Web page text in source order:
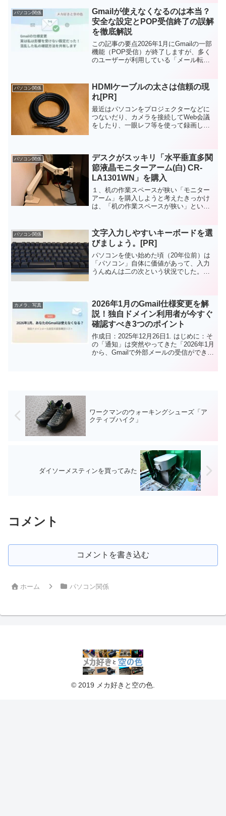
（端子）の規格争い」ですよね。特に仕
事とプライベートで異なる...
パソコン関係
Gmailが使えなくなるのは本当？
安全な設定とPOP受信終了の誤解
を徹底解説
この記事の要点2026年1月にGmailの一部
機能（POP受信）が終了しますが、多く
のユーザーが利用している「メール転
と、安全な設定について解説します。1.
はじめ...
パソコン関係
HDMIケーブルの太さは信頼の現
れ[PR]
最近はパソコンをプロジェクターなどに
つないだり、カメラを接続してWeb会議
をしたり、一眼レフ等を使って録画した
てきて使っていますが、...
パソコン関係
デスクがスッキリ「水平垂直多関
節液晶モニターアーム(白) CR-
LA1301WN」を購入
１、机の作業スペースが狭い「モニター
アーム」を購入しようと考えたきっかけ
は、「机の作業スペースが狭い」という
いて、これがキーボードと干渉してしま
っていました。このモ...
パソコン関係
文字入力しやすいキーボードを選
びましょう。[PR]
パソコンを使い始めた頃（20年位前）は
「パソコン」自体に価値があって、入力
うんぬんは二の次という状況でした。も
そんなに求めていなかっ...
カメラ、写真
2026年1月のGmail仕様変更を解
説！独自ドメイン利用者が今すぐ
確認すべき3つのポイント
作成日：2025年12月26日1. はじめに：そ
の「通知」は突然やってきた「2026年1月
から、Gmailで外部メールの受信ができな
ワークマンのウォーキングシューズ「ア
クティブハイク」
ダイソーメスティンを買ってみた
コメント
コメントを書き込む
ホーム パソコン関係
© 2019 メカ好きと空の色.